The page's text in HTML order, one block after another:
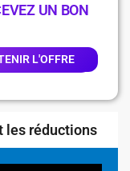
UN BON
L'OFFRE
les réductions